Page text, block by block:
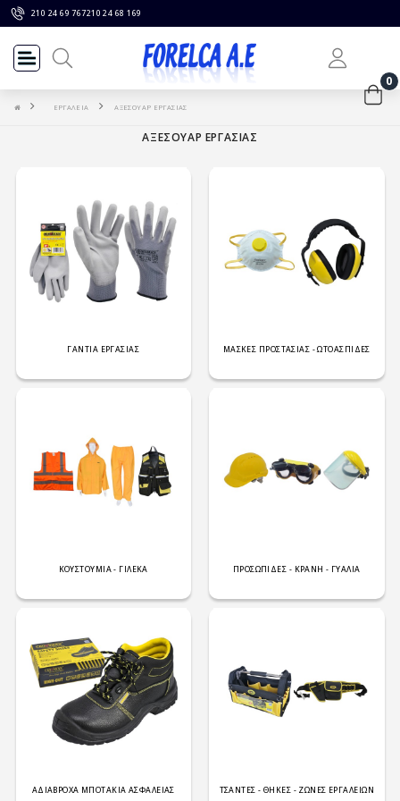
210 24 69 767210 24 68 169
0
ΕΡΓΑΛΕΙΑ ΑΞΕΣΟΥΑΡ ΕΡΓΑΣΙΑΣ
ΓΑΝΤΙΑ ΕΡΓΑΣΙΑΣ ΜΑΣΚΕΣ ΠΡΟΣΤΑΣΙΑΣ - ΩΤΟΑΣΠΙΔΕΣ
ΚΟΥΣΤΟΥΜΙΑ - ΓΙΛΕΚΑ ΠΡΟΣΩΠΙΔΕΣ - ΚΡΑΝΗ - ΓΥΑΛΙΑ
ΑΔΙΑΒΡΟΧΑ ΜΠΟΤΑΚΙΑ ΑΣΦΑΛΕΙΑΣ ΤΣΑΝΤΕΣ - ΘΗΚΕΣ - ΖΩΝΕΣ ΕΡΓΑΛΕΙΩΝ
ΑΞΕΣΟΥΑΡ ΕΡΓΑΣΙΑΣ